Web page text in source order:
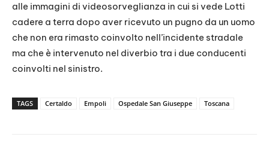
alle immagini di videosorveglianza in cui si vede Lotti
cadere a terra dopo aver ricevuto un pugno da un uomo
che non era rimasto coinvolto nell’incidente stradale
ma che è intervenuto nel diverbio tra i due conducenti
coinvolti nel sinistro.
TAGS Certaldo Empoli Ospedale San Giuseppe Toscana